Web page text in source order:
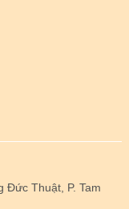
Đức Thuật, P. Tam